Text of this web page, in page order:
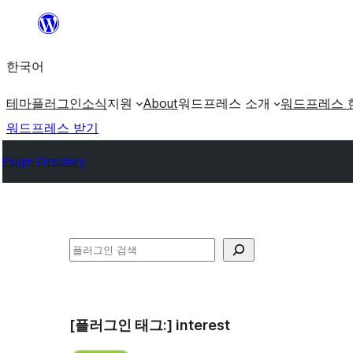
츠
로
로
가
한국어
테마플러그인소식지원 About워드프레스 소개 워드프레스
워드프레스 받기
Plugin Directory
검
[플러그인 태그:] interest